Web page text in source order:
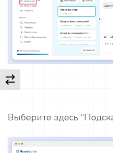
Выберите здесь